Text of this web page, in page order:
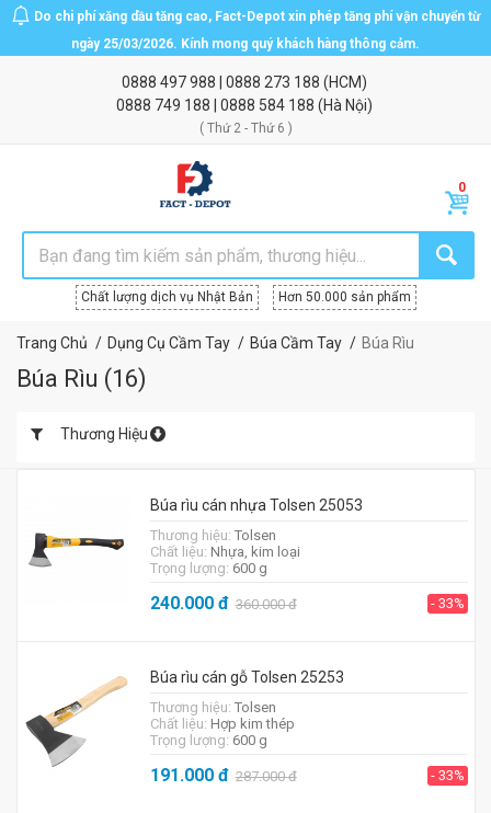
Do chi phí xăng dầu tăng cao, Fact-Depot xin phép tăng phí vận chuyển từ
ngày 25/03/2026. Kính mong quý khách hàng thông cảm.
0888 497 988 0888 273 188 (HCM)
0888 749 188
0888 584 188 (Hà Nội)
( Thứ 2 - Thứ 6 )
Chất lượng dịch vụ Nhật Bản Hơn 50.000 sản phẩm
Trang Chủ Dụng Cụ Cầm Tay Búa Cầm Tay Búa Rìu
Búa Rìu (16)
Thương Hiệu
Búa rìu cán nhựa Tolsen 25053
Thương hiệu: Tolsen
Chất liệu: Nhựa, kim loại
Trọng lượng: 600 g
240.000đ 360.000đ - 33%
Búa rìu cán gỗ Tolsen 25253
Thương hiệu: Tolsen
Chất liệu: Hợp kim thép
Trọng lượng: 600 g
191.000đ 287.000đ - 33%